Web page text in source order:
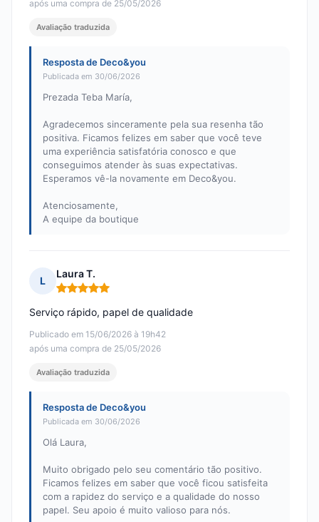
após uma compra de 25/05/2026
Avaliação traduzida
Resposta de Deco&you
Publicada em 30/06/2026
Prezada Teba María,
Agradecemos sinceramente pela sua resenha tão
positiva. Ficamos felizes em saber que você teve
uma experiência satisfatória conosco e que
conseguimos atender às suas expectativas.
Esperamos vê-la novamente em Deco&you.
Atenciosamente,
A equipe da boutique
L
Laura T.
Nota: 5 em 5
Publicado em 15/06/2026 à 19h42
após uma compra de 25/05/2026
Serviço rápido, papel de qualidade
Avaliação traduzida
Resposta de Deco&you
Publicada em 30/06/2026
Olá Laura,
Muito obrigado pelo seu comentário tão positivo.
Ficamos felizes em saber que você ficou satisfeita
com a rapidez do serviço e a qualidade do nosso
papel. Seu apoio é muito valioso para nós.